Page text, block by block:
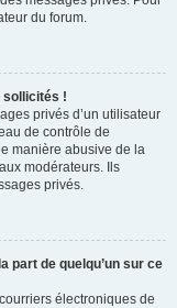
du forum.
sollicités !
privés d’un utilisateur
de contrôle de
manière abusive de la
modérateurs. Ils
privés.
part de quelqu’un sur ce
électroniques de